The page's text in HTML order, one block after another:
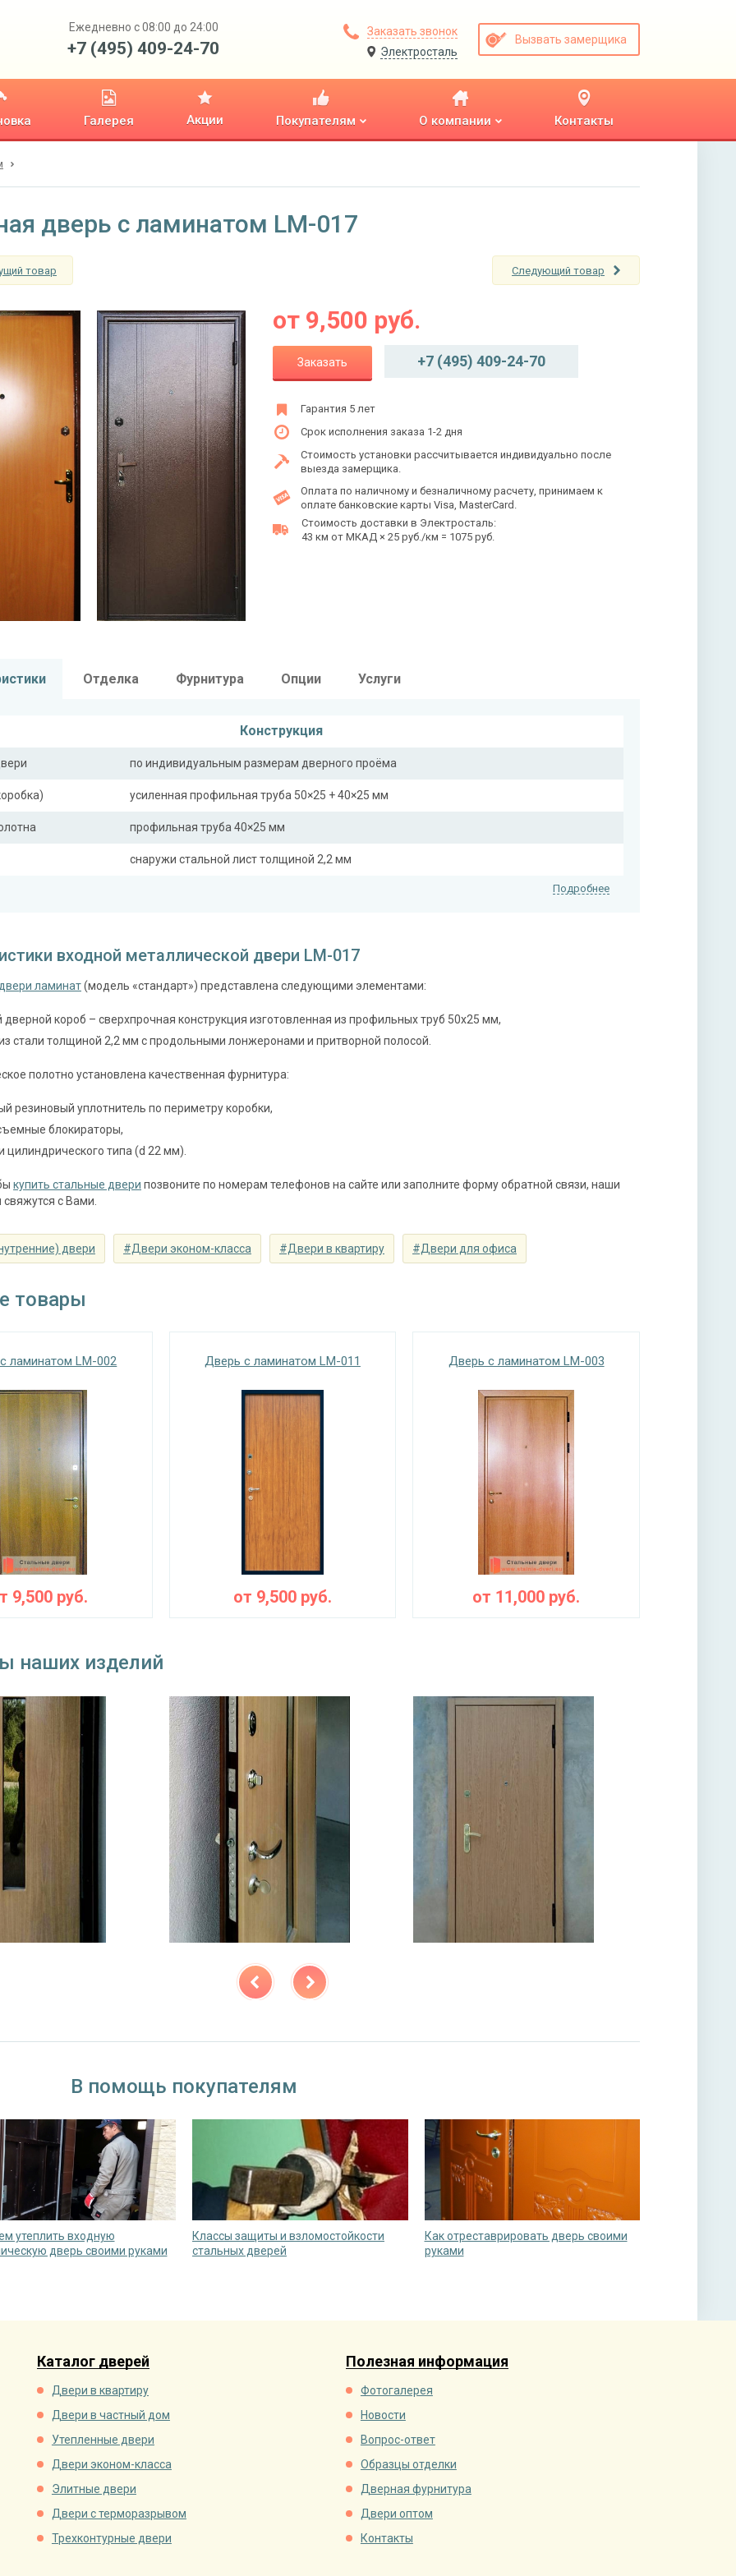
Ежедневно с 08:00 до 24:00
+7 (495) 409-24-70
Заказать звонок
Электросталь
Вызвать замерщика
Галерея Акции Покупателям О компании Контакты
дверь с ламинатом LM-017
товар Следующий товар
от 9,500 руб.
Заказать +7 (495) 409-24-70
Гарантия 5 лет
Срок исполнения заказа 1-2 дня
Стоимость установки рассчитывается индивидуально после
выезда замерщика.
Оплата по наличному и безналичному расчету, принимаем к
оплате банковские карты Visa, MasterCard.
Стоимость доставки в Электросталь:
43 км от МКАД × 25 руб./км = 1075 руб.
Отделка Фурнитура Опции Услуги
Конструкция
по индивидуальным размерам дверного проёма
усиленная профильная труба 50×25 + 40×25 мм
профильная труба 40×25 мм
снаружи стальной лист толщиной 2,2 мм
Отделка
порошковое напыление с рисунком на металле (цвет на выбор)
ламинат (образцы ламината)
Запирающие устройства и фурнитура
сувальдный (сейфовый) «ПРО-САМ 799», 3-х ригельный, 2-х оборотный
цилиндровый «ПРО-САМ ЗВ 4-31/55» с нажимной ручкой, 3-х ригельный, 2-х оборотный
угол обзора 200°
⌀22 мм (2 шт.)
устройства
Изоляционные материалы
левое / правое (на выбор)
Подробнее
входной металлической двери LM-017
двери ламинат(модель «стандарт») представлена следующими элементами:
дверной короб – сверхпрочная конструкция изготовленная из профильных труб 50х25 мм,
стали толщиной 2,2 мм с продольными лонжеронами и притворной полосой.
полотно установлена качественная фурнитура:
резиновый уплотнитель по периметру коробки,
блокираторы,
цилиндрического типа (d 22 мм).
купить стальные двери позвоните по номерам телефонов на сайте или заполните форму обратной связи, наши
с Вами.
двери #Двери эконом-класса #Двери в квартиру #Двери для офиса
товары
ламинатом LM-002
9,500 руб.
Дверь с ламинатом LM-011
от 9,500руб.
Дверь с ламинатом LM-003
от 11,000 руб.
наших изделий
В помощь покупателям
утеплить входную
дверь своими руками
Классы защиты и взломостойкости
стальных дверей
Как отреставрировать дверь своими
руками
Каталог дверей
Двери в квартиру
Двери в частный дом
Утепленные двери
Двери эконом-класса
Элитные двери
Двери с терморазрывом
Трехконтурные двери
Полезная информация
Фотогалерея
Новости
Вопрос-ответ
Образцы отделки
Дверная фурнитура
Двери оптом
Контакты